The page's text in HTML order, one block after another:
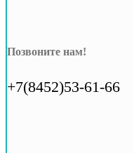
Позвоните нам!
+7(8452)53-61-66